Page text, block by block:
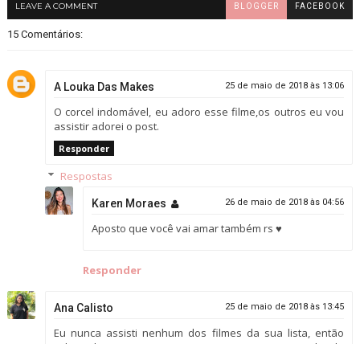
LEAVE A COMMENT BLOGGER FACEBOOK
15 Comentários:
A Louka Das Makes 25 de maio de 2018 às 13:06
O corcel indomável, eu adoro esse filme,os outros eu vou
assistir adorei o post.
Responder
Respostas
Karen Moraes 26 de maio de 2018 às 04:56
Aposto que você vai amar também rs ♥
Responder
Ana Calisto 25 de maio de 2018 às 13:45
Eu nunca assisti nenhum dos filmes da sua lista, então